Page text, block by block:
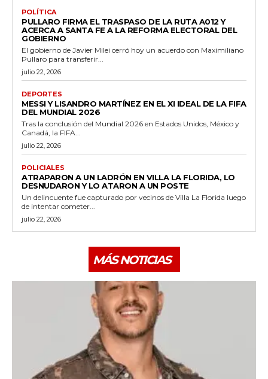
POLÍTICA
PULLARO FIRMA EL TRASPASO DE LA RUTA A012 Y
ACERCA A SANTA FE A LA REFORMA ELECTORAL DEL
GOBIERNO
El gobierno de Javier Milei cerró hoy un acuerdo con Maximiliano
Pullaro para transferir...
julio 22, 2026
DEPORTES
MESSI Y LISANDRO MARTÍNEZ EN EL XI IDEAL DE LA FIFA
DEL MUNDIAL 2026
Tras la conclusión del Mundial 2026 en Estados Unidos, México y
Canadá, la FIFA...
julio 22, 2026
POLICIALES
ATRAPARON A UN LADRÓN EN VILLA LA FLORIDA, LO
DESNUDARON Y LO ATARON A UN POSTE
Un delincuente fue capturado por vecinos de Villa La Florida luego
de intentar cometer...
julio 22, 2026
MÁS NOTICIAS